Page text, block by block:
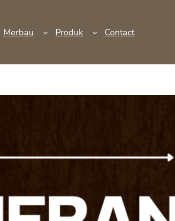
Merbau Produk Contact